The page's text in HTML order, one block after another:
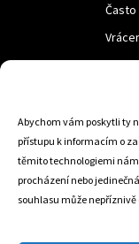
Abychom vám poskytli ty
přístupu k informacím o
těmito technologiemi
procházení nebo
souhlasu může
LUF
Nám.